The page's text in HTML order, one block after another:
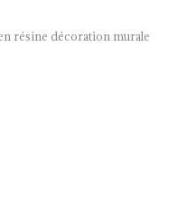
résine décoration murale